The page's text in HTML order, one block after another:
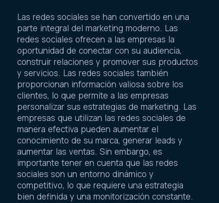
Las redes sociales se han convertido en una
parte integral del marketing moderno. Las
redes sociales ofrecen a las empresas la
oportunidad de conectar con su audiencia,
construir relaciones y promover sus productos
y servicios. Las redes sociales también
proporcionan información valiosa sobre los
clientes, lo que permite a las empresas
personalizar sus estrategias de marketing. Las
empresas que utilizan las redes sociales de
manera efectiva pueden aumentar el
conocimiento de su marca, generar leads y
aumentar las ventas. Sin embargo, es
importante tener en cuenta que las redes
sociales son un entorno dinámico y
competitivo, lo que requiere una estrategia
bien definida y una monitorización constante.